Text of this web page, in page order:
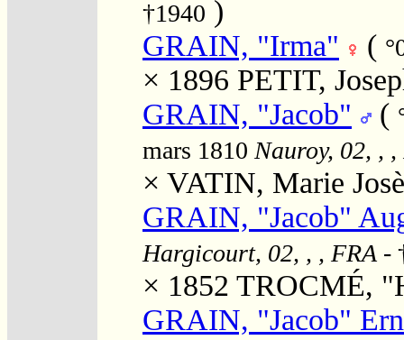
†1940 )
GRAIN, "Irma"
(
× 1896 PETIT,
GRAIN, "Jacob"
(
mars 1810 Nauroy, 02, , ,
× VATIN, Marie
GRAIN, "Jacob"
Hargicourt, 02, , , FRA -
× 1852 TROCMÉ,
GRAIN, "Jacob"